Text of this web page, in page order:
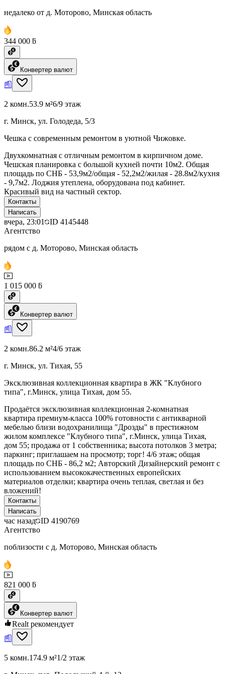
недалеко от д. Моторово, Минская область
344 000 ƃ
Конвертер валют
2 комн.53.9 м²6/9 этаж
г. Минск, ул. Голодеда, 5/3
Чешка с современным ремонтом в уютной Чижовке.
Двухкомнатная с отличным ремонтом в кирпичном доме.
Чешская планировка с большой кухней почти 10м2. Общая
площадь по СНБ - 53,9м2/общая - 52,2м2/жилая - 28.8м2/кухня
- 9,7м2. Лоджия утеплена, оборудована под кабинет.
Красивый вид на частный сектор.
Контакты
Написать
вчера, 23:01 ID 4145448
Агентство
рядом с д. Моторово, Минская область
1 015 000 ƃ
Конвертер валют
2 комн.86.2 м²4/6 этаж
г. Минск, ул. Тихая, 55
Эксклюзивная коллекционная квартира в ЖК "Клубного
типа", г.Минск, улица Тихая, дом 55.
Продаётся эксклюзивная коллекционная 2-комнатная
квартира премиум-класса 100% готовности с антикварной
мебелью близи водохранилища "Дрозды" в престижном
жилом комплексе "Клубного типа", г.Минск, улица Тихая,
дом 55; продажа от 1 собственника; высота потолков 3 метра;
паркинг; приглашаем на просмотр; торг! 4/6 этаж; общая
площадь по СНБ - 86,2 м2; Авторский Дизайнерский ремонт с
использованием высококачественных европейских
материалов отделки; квартира очень теплая, светлая и без
вложений!
Контакты
Написать
час назад ID 4190769
Агентство
поблизости с д. Моторово, Минская область
821 000 ƃ
Конвертер валют
Realt рекомендует
5 комн.174.9 м²1/2 этаж